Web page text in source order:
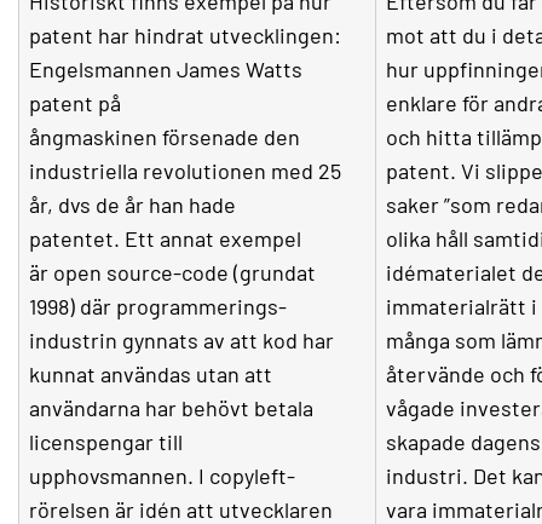
patent har hindrat utvecklingen:
Engelsmannen James Watts
patent på
ångmaskinen försenade den
industriella revolutionen med 25
år, dvs de år han hade
patentet. Ett annat exempel
är open source-code (grundat
1998) där programmerings-
industrin gynnats av att kod har
kunnat användas utan att
användarna har behövt betala
licenspengar till
upphovsmannen. I copyleft-
rörelsen är idén att utvecklaren
mot att du i
hur
enklare för
och hitta
patent. Vi
saker ”som
olika håll
idématerialet
immaterialrätt
många som
återvände och
vågade
skapade
industri. Det
vara